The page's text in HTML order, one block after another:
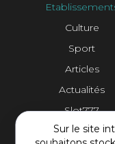
Sur le site
Culture
Sport
Articles
Actualités
Slot777